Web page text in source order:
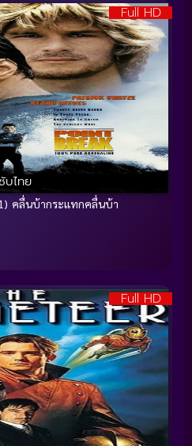
Full HD
บไทย
คลื่นบ้ากระแทกคลื่นบ้า
Full HD